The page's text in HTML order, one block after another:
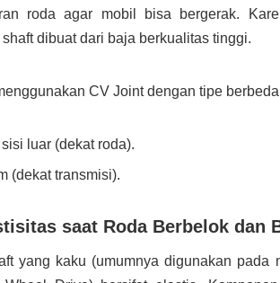
roda agar mobil bisa bergerak.
dibuat dari baja berkualitas tinggi.
CV Joint dengan tipe
luar (dekat roda).
(dekat transmisi).
saat Roda Berbelok dan
yang kaku (umumnya digunakan pada